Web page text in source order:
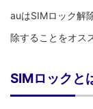
auはSIMロック解
除することをオス
SIMロックと